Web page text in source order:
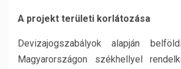
A projekt területi korlátozása
Devizajogszabályok alapján
Magyarországon székhellyel